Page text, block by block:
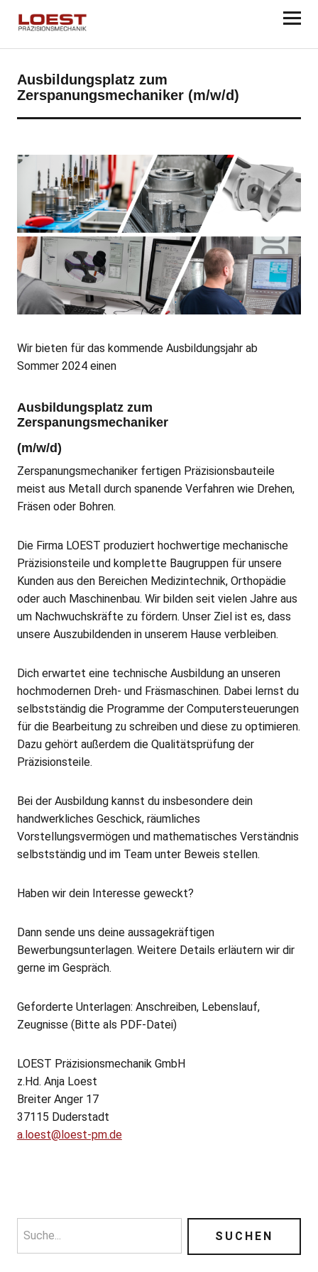
Ausbildungsplatz zum
Zerspanungsmechaniker (m/w/d)
Wir bieten für das kommende Ausbildungsjahr ab
Sommer 2024 einen
Ausbildungsplatz zum
Zerspanungsmechaniker
(m/w/d)
Zerspanungsmechaniker fertigen Präzisionsbauteile
meist aus Metall durch spanende Verfahren wie Drehen,
Fräsen oder Bohren.
Die Firma LOEST produziert hochwertige mechanische
Präzisionsteile und komplette Baugruppen für unsere
Kunden aus den Bereichen Medizintechnik, Orthopädie
oder auch Maschinenbau. Wir bilden seit vielen Jahre aus
um Nachwuchskräfte zu fördern. Unser Ziel ist es, dass
unsere Auszubildenden in unserem Hause verbleiben.
Dich erwartet eine technische Ausbildung an unseren
hochmodernen Dreh- und Fräsmaschinen. Dabei lernst du
selbstständig die Programme der Computersteuerungen
für die Bearbeitung zu schreiben und diese zu optimieren.
Dazu gehört außerdem die Qualitätsprüfung der
Präzisionsteile.
Bei der Ausbildung kannst du insbesondere dein
handwerkliches Geschick, räumliches
Vorstellungsvermögen und mathematisches Verständnis
selbstständig und im Team unter Beweis stellen.
Haben wir dein Interesse geweckt?
Dann sende uns deine aussagekräftigen
Bewerbungsunterlagen. Weitere Details erläutern wir dir
gerne im Gespräch.
Geforderte Unterlagen: Anschreiben, Lebenslauf,
Zeugnisse (Bitte als PDF-Datei)
LOEST Präzisionsmechanik GmbH
z.Hd. Anja Loest
Breiter Anger 17
37115 Duderstadt
a.loest@loest-pm.de